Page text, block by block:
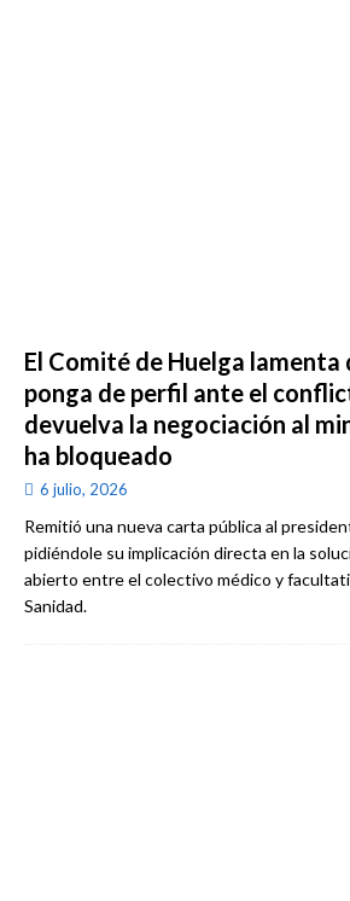
El Comité de Huelga lamenta
ponga de perfil ante el
devuelva la negociación al
ha bloqueado
6 julio, 2026
Remitió una nueva carta pública al
pidiéndole su implicación directa en la
abierto entre el colectivo médico y
Sanidad.